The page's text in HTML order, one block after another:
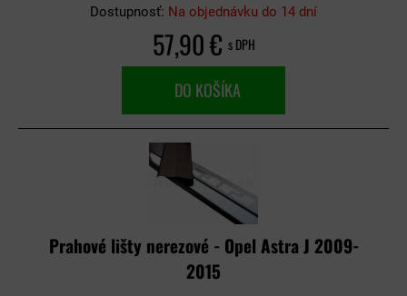
Dostupnosť: Na objednávku do 14 dní
57,90 € s DPH
DO KOŠÍKA
Prahové lišty nerezové - Opel Astra J 2009-
2015